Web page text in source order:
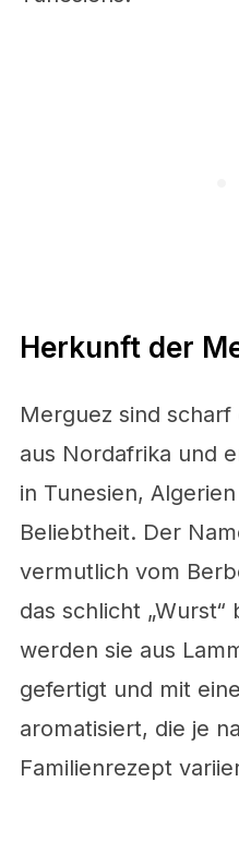
Herkunft der
Merguez sind
aus Nordafrika und
in Tunesien,
Beliebtheit. Der
vermutlich vom
das schlicht
werden sie aus
gefertigt und mit
aromatisiert, die je
Familienrezept